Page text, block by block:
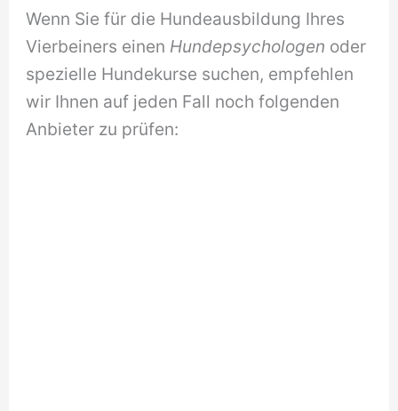
Wenn Sie für die Hundeausbildung Ihres
Vierbeiners einen Hundepsychologen oder
spezielle Hundekurse suchen, empfehlen
wir Ihnen auf jeden Fall noch folgenden
Anbieter zu prüfen: